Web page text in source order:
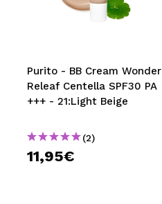
MAQUIFARMA
TRAVEL SIZE
NATURE
OFFRES
Purito - BB Cream Wonder
Releaf Centella SPF30 PA
+++ - 21:Light Beige
(2)
11,95€